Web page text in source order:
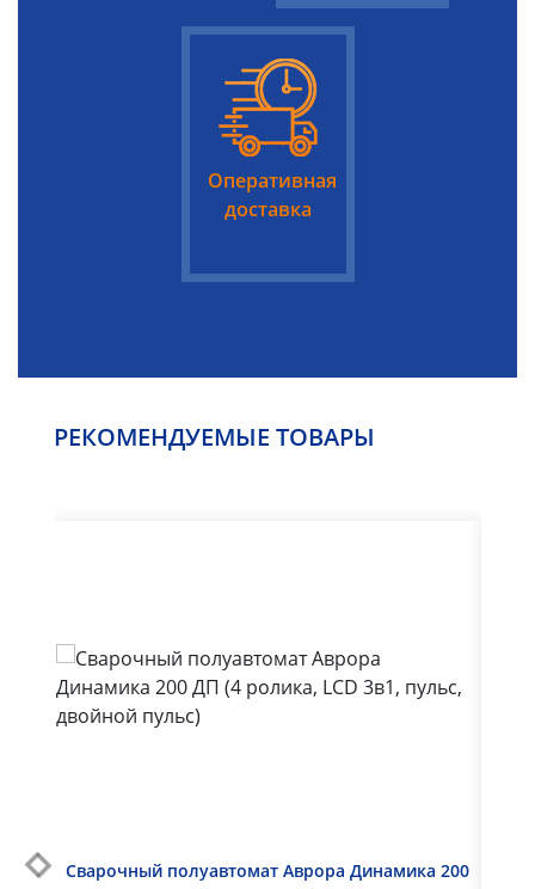
Оперативная
доставка
РЕКОМЕНДУЕМЫЕ ТОВАРЫ
Сварочный полуавтомат Аврора Динамика 200